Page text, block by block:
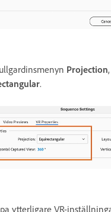
Projection
.
ytterligare VR-